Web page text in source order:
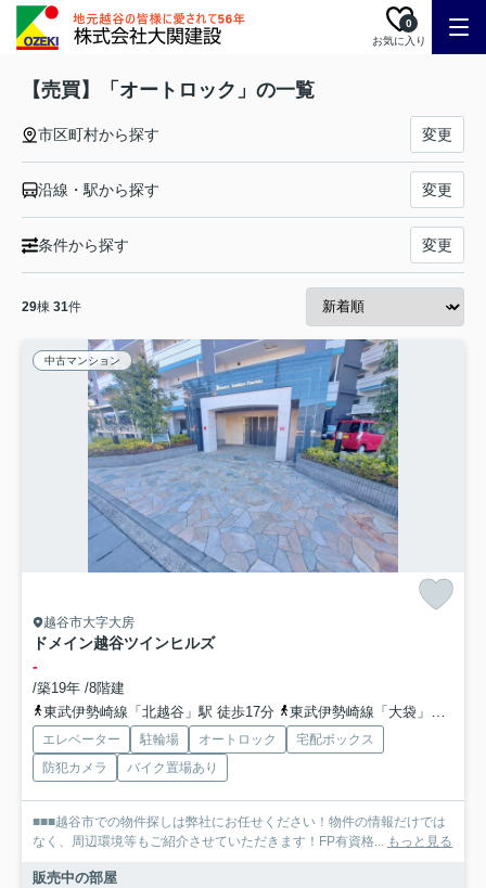
お気に入り
0
【売買】「オートロック」の一覧
市区町村から探す 変更
沿線・駅から探す 変更
条件から探す 変更
29棟 31件
中古マンション
越谷市大字大房
ドメイン越谷ツインヒルズ
-
/築19年 /8階建
東武伊勢崎線「北越谷」駅 徒歩17分
東武伊勢崎線「大袋」駅 徒歩17分車12分
エレベーター 駐輪場 オートロック
宅配ボックス
防犯カメラ
バイク置場あり
■■■越谷市での物件探しは弊社にお任せください！物件の情報だけでは
なく、周辺環境等もご紹介させていただきます！FP有資格... もっと見る
販売中の部屋